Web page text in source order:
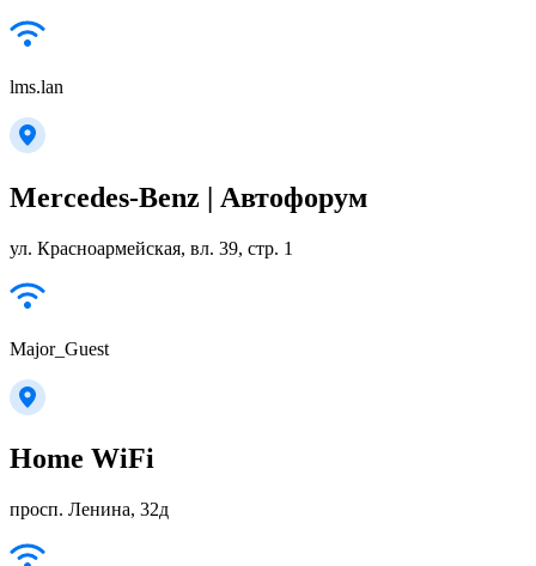
lms.lan
Mercedes-Benz | Автофорум
ул. Красноармейская, вл. 39, стр. 1
Major_Guest
Home WiFi
просп. Ленина, 32д